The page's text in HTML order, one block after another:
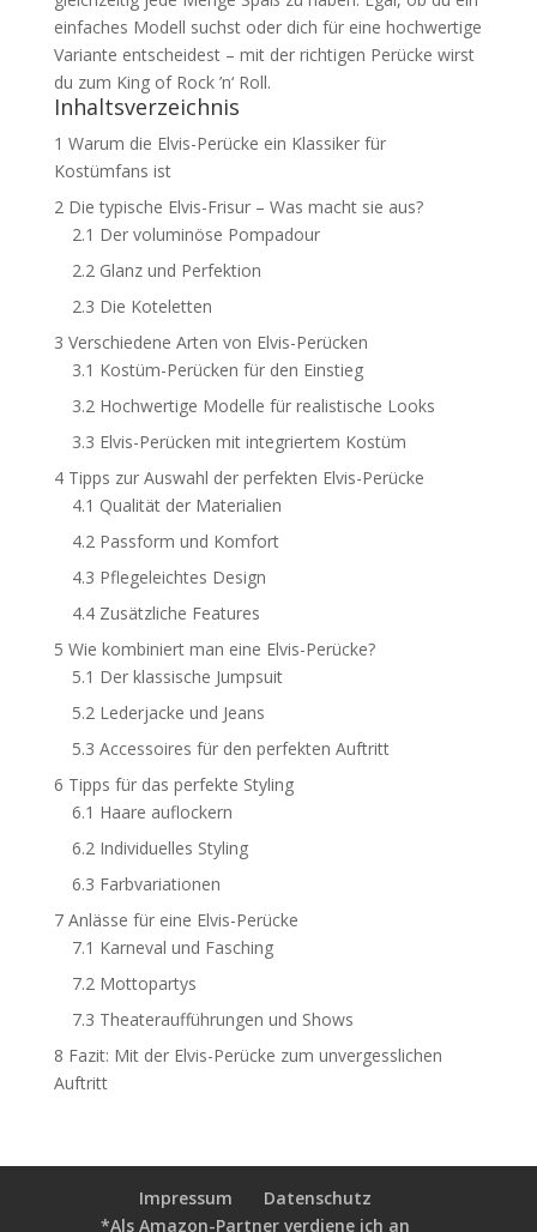
einfaches Modell suchst oder dich für eine hochwertige
Variante entscheidest – mit der richtigen Perücke wirst
du zum King of Rock ’n‘ Roll.
Inhaltsverzeichnis
1 Warum die Elvis-Perücke ein Klassiker für
Kostümfans ist
2Die typische Elvis-Frisur – Was macht sie aus?
2.1 Der voluminöse Pompadour
2.2Glanz und Perfektion
2.3 Die Koteletten
3 Verschiedene Arten von Elvis-Perücken
3.1 Kostüm-Perücken für den Einstieg
3.2Hochwertige Modelle für realistische Looks
3.3 Elvis-Perücken mit integriertem Kostüm
4Tipps zur Auswahl der perfekten Elvis-Perücke
4.1 Qualität der Materialien
4.2Passform und Komfort
4.3 Pflegeleichtes Design
4.4Zusätzliche Features
5 Wie kombiniert man eine Elvis-Perücke?
5.1 Der klassische Jumpsuit
5.2Lederjacke und Jeans
5.3 Accessoires für den perfekten Auftritt
6 Tipps für das perfekte Styling
6.1 Haare auflockern
6.2Individuelles Styling
6.3 Farbvariationen
7Anlässe für eine Elvis-Perücke
7.1 Karneval und Fasching
7.2Mottopartys
7.3 Theateraufführungen und Shows
8 Fazit: Mit der Elvis-Perücke zum unvergesslichen
Auftritt
Impressum
Datenschutz
*Als Amazon-Partner verdiene ich an